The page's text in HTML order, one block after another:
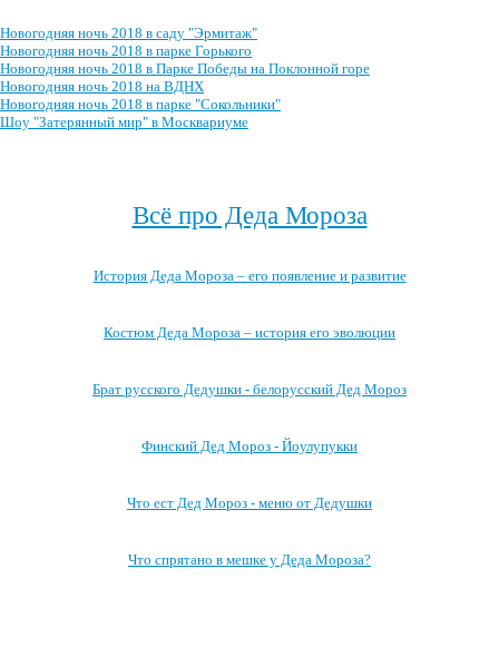
Новогодняя ночь 2018 в саду "Эрмитаж"
Новогодняя ночь 2018 в парке Горького
Новогодняя ночь 2018 в Парке Победы на Поклонной горе
Новогодняя ночь 2018 на ВДНХ
Новогодняя ночь 2018 в парке "Сокольники"
Шоу "Затерянный мир" в Москвариуме
Всё про Деда Мороза
История Деда Мороза – его появление и развитие
Костюм Деда Мороза – история его эволюции
Брат русского Дедушки - белорусский Дед Мороз
Финский Дед Мороз - Йоулупукки
Что ест Дед Мороз - меню от Дедушки
Что спрятано в мешке у Деда Мороза?